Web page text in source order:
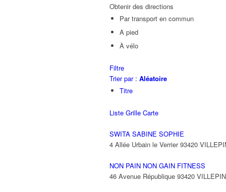
Obtenir des directions
Par transport en commun
A pied
À vélo
Filtre
Trier par : Aléatoire
Titre
Liste Grille Carte
SWITA SABINE SOPHIE
4 Allée Urbain le Verrier 93420
NON PAIN NON GAIN FITNESS
46 Avenue République 93420